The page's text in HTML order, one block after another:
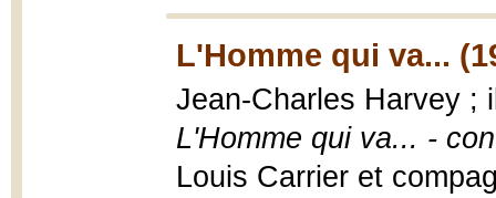
L'Homme qui va...
Jean-Charles Harvey ;
L'Homme qui va... -
Louis Carrier et